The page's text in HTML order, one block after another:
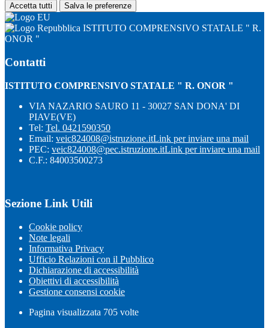
Accetta tutti Salva le preferenze
ISTITUTO COMPRENSIVO STATALE " R.
ONOR "
Contatti
ISTITUTO COMPRENSIVO STATALE " R. ONOR "
VIA NAZARIO SAURO 11 - 30027 SAN DONA' DI
PIAVE(VE)
Tel: Tel. 0421590350
Email: veic824008@istruzione.itLink per inviare una mail
PEC: veic824008@pec.istruzione.itLink per inviare una mail
C.F.: 84003500273
Sezione Link Utili
Cookie policy
Note legali
Informativa Privacy
Ufficio Relazioni con il Pubblico
Dichiarazione di accessibilità
Obiettivi di accessibilità
Gestione consensi cookie
Pagina visualizzata 705 volte